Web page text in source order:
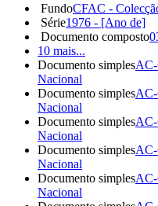
FundoCFAC -
Série1976 - [Ano de]
Documento composto
10 mais...
Documento simplesAC-
Nacional
Documento simplesAC-
Nacional
Documento simplesAC-
Nacional
Documento simplesAC-
Nacional
Documento simplesAC-
Nacional